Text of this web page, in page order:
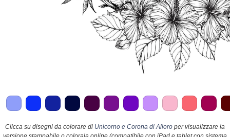
Clicca su disegni da colorare di Unicorno e Corona di Alloro per visualizzare la